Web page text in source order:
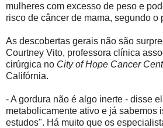
mulheres com excesso de peso e
risco de câncer de mama, segundo o
As descobertas gerais não são
Courtney Vito, professora clínica
cirúrgica no City of Hope Cancer
Califórnia.
- A gordura não é algo inerte - disse
metabolicamente ativo e já sabemos
estudos". Há muito que os